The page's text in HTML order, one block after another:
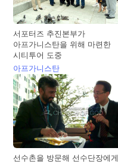
서포터즈 추진본부가
아프가니스탄을 위해 마련한
시티투어 도중
아프가니스탄
선수촌을 방문해 선수단장에게